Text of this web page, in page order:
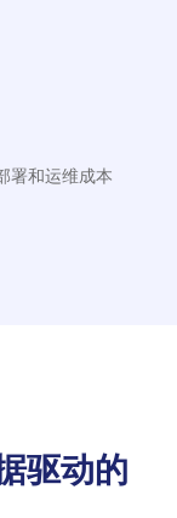
署和运维成本
驱动的